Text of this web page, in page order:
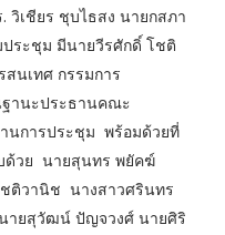
เชียร ชุบไธสง นายกสภา
ระชุม มีนายวีรศักดิ์ โชติ
นเทศ กรรมการ
านะประธานคณะ
นการประชุม พร้อมด้วยที่
ด้วย นายสุนทร พยัคฆ์
ชติวานิช นางสาวศรินทร
ายสุวัฒน์ ปัญจวงศ์ นายศิริ